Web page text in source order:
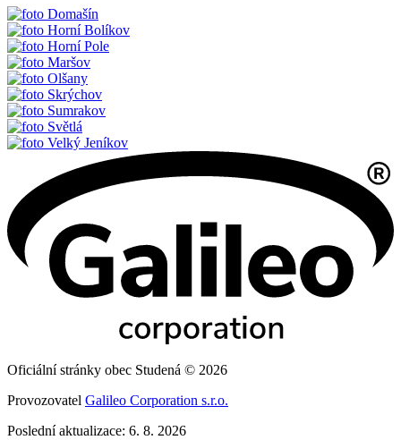
Domašín
Horní Bolíkov
Horní Pole
Maršov
Olšany
Skrýchov
Sumrakov
Světlá
Velký Jeníkov
Oficiální stránky obec Studená © 2026
Provozovatel Galileo Corporation s.r.o.
Poslední aktualizace: 6. 8. 2026